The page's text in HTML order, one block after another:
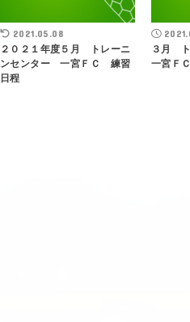
2021.05.08
２０２１年度５月 トレーニ
ンセンター 一宮ＦＣ 練習
日程
３月
一宮Ｆ